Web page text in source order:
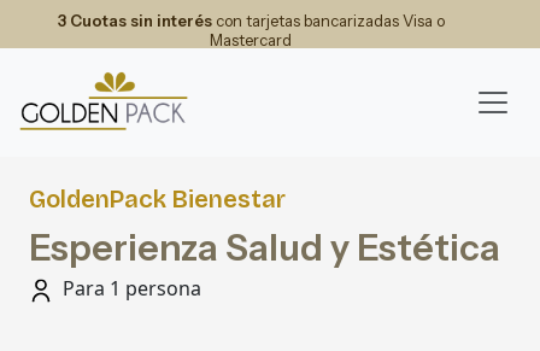
3 Cuotas sin interéscon tarjetas bancarizadas Visa o
Mastercard
GoldenPack Bienestar
Esperienza Salud y Estética
Para 1 persona